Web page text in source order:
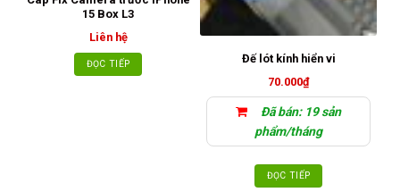
15 Box L3
Liên hệ
ĐỌC TIẾP
Đế lót kính hiển vi
70.000₫
Đã bán: 19 sản
phẩm/tháng
ĐỌC TIẾP